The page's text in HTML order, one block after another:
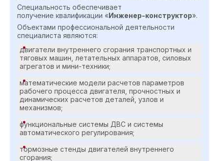
Специальность обеспечивает
получение квалификации «Инженер-конструктор».
Объектами профессиональной деятельности
специалиста являются:
двигатели внутреннего сгорания транспортных и
тяговых машин, летательных аппаратов, силовых
агрегатов и мини-техники;
математические модели расчетов параметров
рабочего процесса двигателя, прочностных и
динамических расчетов деталей, узлов и
механизмов;
функциональные системы ДВС и системы
автоматического регулирования;
тормозные стенды двигателей внутреннего
сгорания;